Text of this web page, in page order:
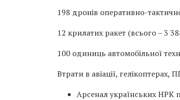
198 дронів оперативно-
12 крилатих ракет (всього – 3
100 одиниць автомобільної
Втрати в авіації, гелікоптерах,
Арсенал українських НРК